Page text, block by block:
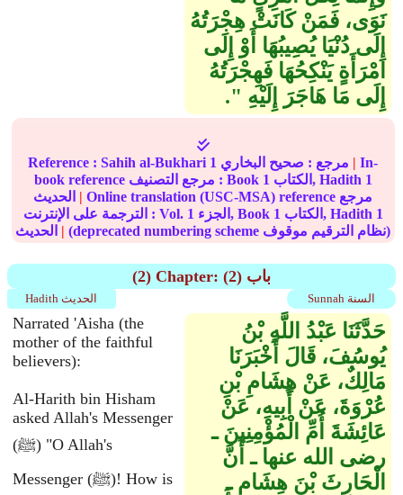
نَوَى، فَمَنْ كَانَتْ هِجْرَتُهُ
إِلَى دُنْيَا يُصِيبُهَا أَوْ إِلَى
امْرَأَةٍ يَنْكِحُهَا فَهِجْرَتُهُ
إِلَى مَا هَاجَرَ إِلَيْهِ ‏"‏‏.‏
Reference :Sahih al-Bukhari 1 مرجع : صحيح البخاري | In-
book reference مرجع التصنيف : Book 1 الكتاب, Hadith 1
| Online translation (USC-MSA) reference مرجع
الترجمة على الإنترنت : Vol. 1 الجزء, Book 1 الكتاب, Hadith 1
| (deprecated numbering scheme نظام الترقيم موقوف)
(2) Chapter: (2) باب
Sunnah السنة Hadith الحديث
Narrated 'Aisha (the
mother of the faithful
believers):
Al-Harith bin Hisham
asked Allah's Messenger
(ﷺ) "O Allah's
Messenger (ﷺ)! How is
حَدَّثَنَا عَبْدُ اللَّهِ بْنُ
يُوسُفَ، قَالَ أَخْبَرَنَا
مَالِكٌ، عَنْ هِشَامِ بْنِ
عُرْوَةَ، عَنْ أَبِيهِ، عَنْ
عَائِشَةَ أُمِّ الْمُؤْمِنِينَ ـ
رضى الله عنها ـ أَنَّ
الْحَارِثَ بْنَ هِشَامٍ ـ